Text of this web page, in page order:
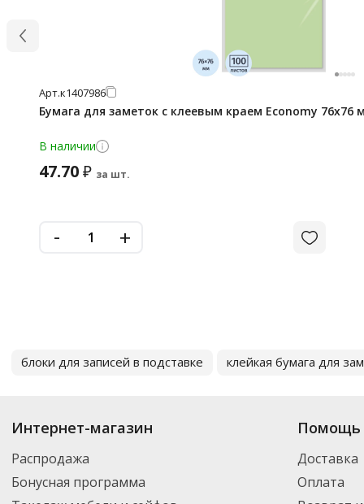
Арт.к1407986
Бумага для заметок с клеевым краем Economy 76x76
В наличии
47.70₽ за шт.
- +
блоки для записей в подставке клейкая бумага для
Интернет-магазин
Распродажа
Бонусная программа
Помощь
Доставка
Оплата